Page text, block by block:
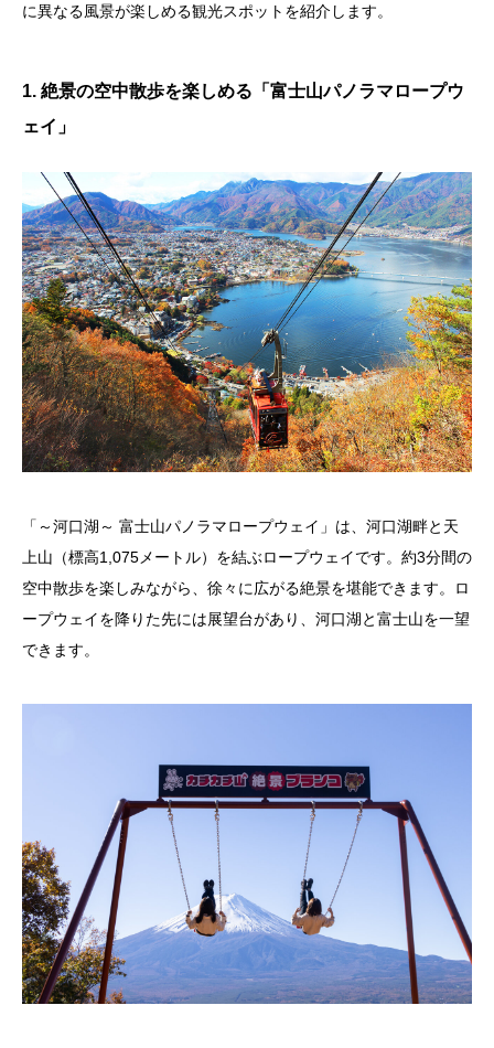
に異なる風景が楽しめる観光スポットを紹介します。
1. 絶景の空中散歩を楽しめる「富士山パノラマロープウ
ェイ」
「～河口湖～ 富士山パノラマロープウェイ」は、河口湖畔と天
上山（標高1,075メートル）を結ぶロープウェイです。約3分間の
空中散歩を楽しみながら、徐々に広がる絶景を堪能できます。ロ
ープウェイを降りた先には展望台があり、河口湖と富士山を一望
できます。